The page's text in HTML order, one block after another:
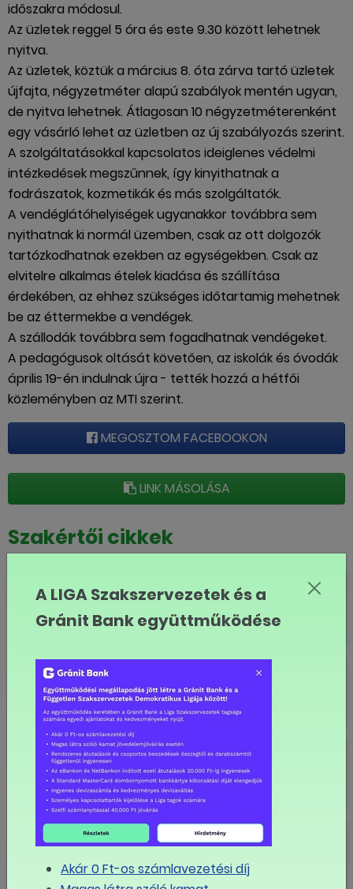
időszakra módosul.
Az üzletek reggel 5 óra és este 9.30 között lehetnek
nyitva.
Az üzletek, köztük a március 8. óta zárva tartó üzletek
újfajta, négyzetméter alapú szabályok mentén ugyan,
de nyitva lehetnek. Átlagosan 10 négyzetméterenként
egy vásárló lehet az üzletben az új szabályozás szerint.
A szolgáltatásokkal kapcsolatos ideiglenes védelmi
intézkedések megszűnnek, így kinyithatnak a
fodrászatok, kozmetikák és más szolgáltatók.
A vendéglátóhelyiségek ugyanakkor továbbra sem
nyithatnak ki normál üzemben, csak az ott dolgozók
tartózkodhatnak ezekben az egységekben. Csak az
elvitelre alkalmas ételek kiadása és szállítása
érdekében, az ehhez szükséges időtartamig mehetnek
be az éttermekbe a vendégek.
A szállodák továbbra sem fogadhatnak vendégeket.
A pedagógusok oltását követően, az iskolák és óvodák
április 19-én indulnak újra - tették hozzá a hétfői
közleményben az MTI szerint.
MEGOSZTOM FACEBOOKON
LINK MÁSOLÁSA
Szakértői cikkek
átlagkereset
Lassul az infláció
A munkafeltételek nagy része a
kollektív szerződéseken múlik
Munkavégzés zord időjárási
körülmények között
A LIGA Szakszervezetek és a
Gránit Bank együttműködése
Akár 0 Ft-os számlavezetési díj